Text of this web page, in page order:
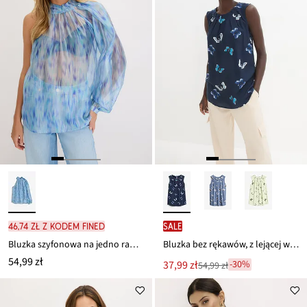
46,74 zł z kodem FINED
Bluzka szyfonowa na jedno ramię
54,99 zł
SALE
Bluzka bez rękawów, z lejącej wiskozy
Nowa
cena
37,99 zł
Przeceniono
54,99 zł-30%